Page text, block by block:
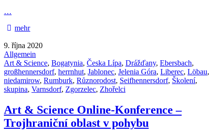
…
mehr
9. října 2020
Allgemein
Art & Science, Bogatynia, Česka Lípa, Drážďany, Ebersbach,
großhennersdorf, herrnhut, Jablonec, Jelenia Góra, Liberec, Löbau,
niedamirow, Rumburk, Různorodost, Seifhennersdorf, Školení,
skupina, Varnsdorf, Zgorzelec, Zhořelci
Art & Science Online-Konference –
Trojhraniční oblast v pohybu